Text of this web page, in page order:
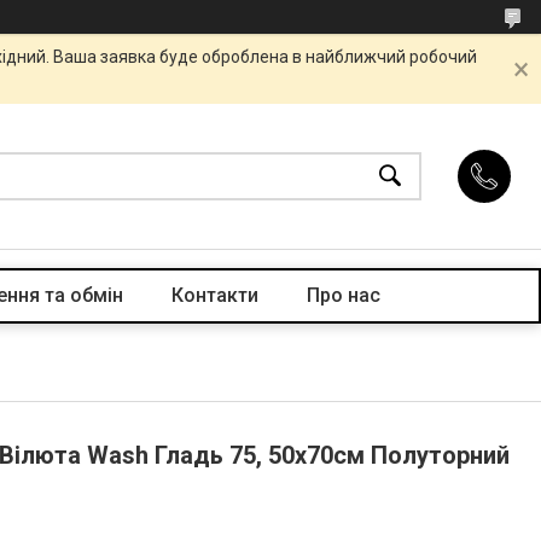
Ваша заявка буде оброблена в найближчий робочий
та обмін Контакти Про нас
Wash Гладь 75, 50x70см Полуторний